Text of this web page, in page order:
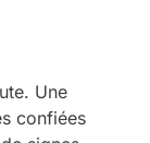
Une
confiées